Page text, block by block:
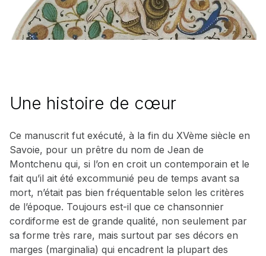
Une histoire de cœur
Ce manuscrit fut exécuté, à la fin du XVème siècle en
Savoie, pour un prêtre du nom de Jean de
Montchenu qui, si l’on en croit un contemporain et le
fait qu’il ait été excommunié peu de temps avant sa
mort, n’était pas bien fréquentable selon les critères
de l’époque. Toujours est-il que ce chansonnier
cordiforme est de grande qualité, non seulement par
sa forme très rare, mais surtout par ses décors en
marges (marginalia) qui encadrent la plupart des